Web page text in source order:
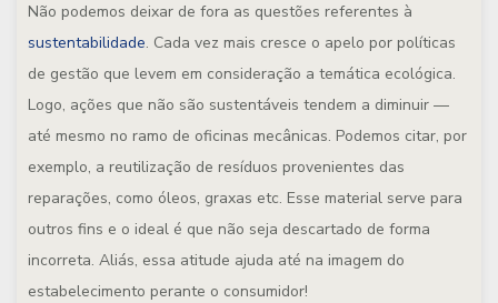
Não podemos deixar de fora as questões referentes à
sustentabilidade. Cada vez mais cresce o apelo por políticas
de gestão que levem em consideração a temática ecológica.
Logo, ações que não são sustentáveis tendem a diminuir —
até mesmo no ramo de oficinas mecânicas. Podemos citar, por
exemplo, a reutilização de resíduos provenientes das
reparações, como óleos, graxas etc. Esse material serve para
outros fins e o ideal é que não seja descartado de forma
incorreta. Aliás, essa atitude ajuda até na imagem do
estabelecimento perante o consumidor!